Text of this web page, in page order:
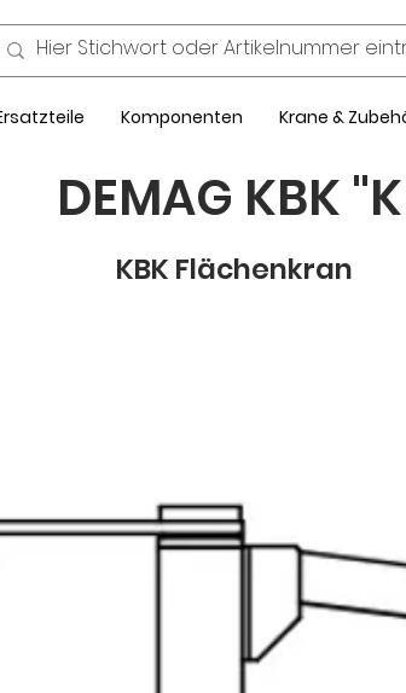
Komponenten Krane &
DEMAG KBK
KBK Flächenkran